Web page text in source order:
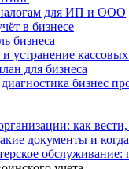
для ИП и ООО
в бизнесе
бизнеса
устранение
для бизнеса
бизнес
как
документы и когда